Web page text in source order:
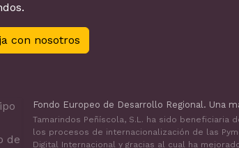
con nosotros
Fondo Europeo de Desarrollo Regional. Una
Tamarindos Peñíscola, S.L. ha sido
los procesos de internacionalización de las
Digital Internacional y gracias al cual ha